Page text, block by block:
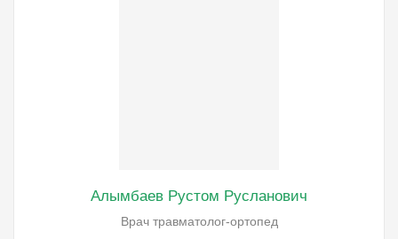
Алымбаев Рустом Русланович
Врач травматолог-ортопед